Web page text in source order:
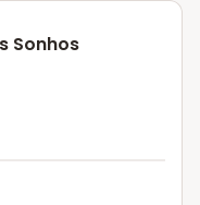
Sonhos